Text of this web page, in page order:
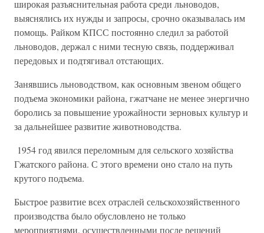
широкая разъяснительная работа среди льноводов,
выяснялись их нужды и запросы, срочно оказывалась им
помощь. Райком КПСС постоянно следил за работой
льноводов, держал с ними тесную связь, поддерживал
передовых и подтягивал отстающих.
Занявшись льноводством, как основным звеном общего
подъема экономики района, гжатчане не менее энергично
боролись за повышение урожайности зерновых культур и
за дальнейшее развитие животноводства.
1954 год явился переломным для сельского хозяйства
Гжатского района. С этого времени оно стало на путь
крутого подъема.
Быстрое развитие всех отраслей сельскохозяйственного
производства было обусловлено не только
мероприятиями, осуществленными после решений